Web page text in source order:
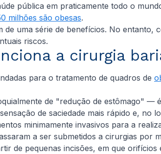
pública em praticamente todo o
milhões são obesas.
uma série de benefícios. No
riscos.
a cirurgia
para o tratamento de quadros de
de "redução de estômago" —
de saciedade mais rápido e, no
minimamente invasivos para a
a ser submetidos a cirurgias por
de pequenas incisões, em que